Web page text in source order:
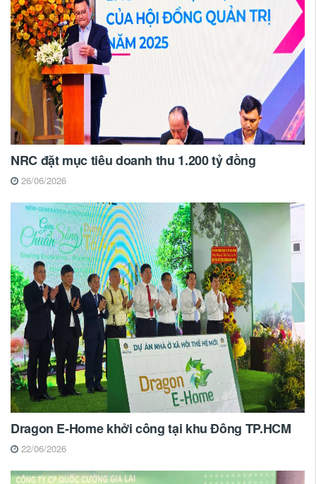
NRC đặt mục tiêu doanh thu 1.200 tỷ đồng
26/06/2026
Dragon E-Home khởi công tại khu Đông TP.HCM
22/06/2026